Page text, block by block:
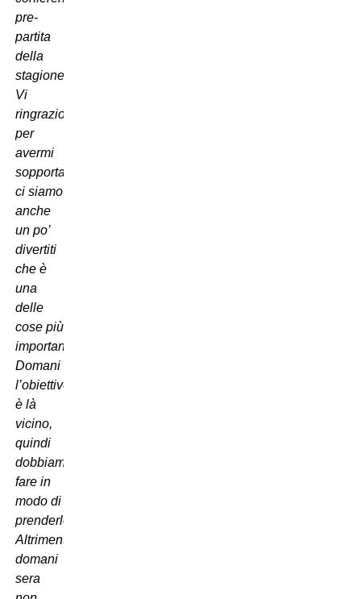
pre-
partita
della
stagione.
Vi
ringrazio
per
avermi
sopportato,
ci siamo
anche
un po’
divertiti
che è
una
delle
cose più
importanti.
Domani
l’obiettivo
è là
vicino,
quindi
dobbiamo
fare in
modo di
prenderlo.
Altrimenti
domani
sera